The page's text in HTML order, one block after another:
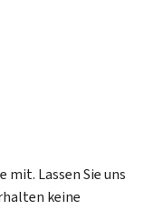
mit. Lassen Sie uns
keine